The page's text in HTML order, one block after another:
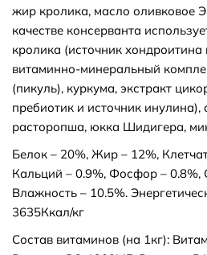
жир кролика, масло оливковое
качестве консерванта
кролика (источник
витаминно-минеральный
(пикуль), куркума, экстракт
пребиотик и источник инулина),
расторопша, юкка Шидигера,
Белок – 20%, Жир – 12%,
Кальций – 0.9%, Фосфор – 0.8%,
Влажность – 10.5%.
3635Ккал/кг
Состав витаминов (на 1кг):